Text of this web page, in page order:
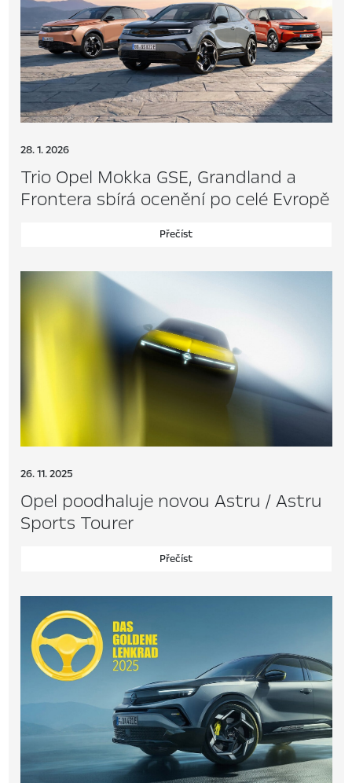
28. 1. 2026
Trio Opel Mokka GSE, Grandland a
Frontera sbírá ocenění po celé Evropě
Přečíst
26. 11. 2025
Opel poodhaluje novou Astru / Astru
Sports Tourer
Přečíst